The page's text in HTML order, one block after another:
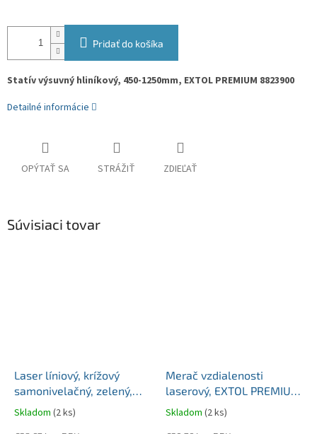
Pridať do košíka
Statív výsuvný hliníkový, 450-1250mm, EXTOL PREMIUM 8823900
Detailné informácie
OPÝTAŤ SA STRÁŽIŤ ZDIEĽAŤ
Súvisiaci tovar
Laser líniový, krížový
samonivelačný, zelený,
1H1V, Li-ion akumulátor,
FORTUM 4780208
Skladom (2 ks)
Merač vzdialenosti
laserový, EXTOL PREMIUM
8820042
Skladom (2 ks)